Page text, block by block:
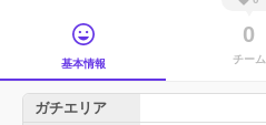
基本情報
0
チーム
ガチエリア